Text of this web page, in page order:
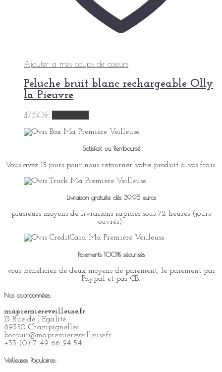
Ajouter a mes coups de coeurs
Peluche bruit blanc rechargeable Olly
la Pieuvre
47,50€
Satisfait ou Remboursé
Vous avez 15 jours pour nous retourner votre produit à vos frais.
Livraison gratuite dés 39.95 euros
plusieurs moyens de livraisons rapides sous 72 heures (jours
ouvrés).
Paiements 100% sécurisés
vous bénéficiez de deux moyens de paiement, le paiement par
Paypal et par CB.
Nos coordonnées:
mapremiereveilleuse.fr
13 Rue de l’Egalité
89350 Champignelles
bonjour@mapremiereveilleuse.fr
+33 (0) 7 49 66 94 54
Veilleuses Populaires: